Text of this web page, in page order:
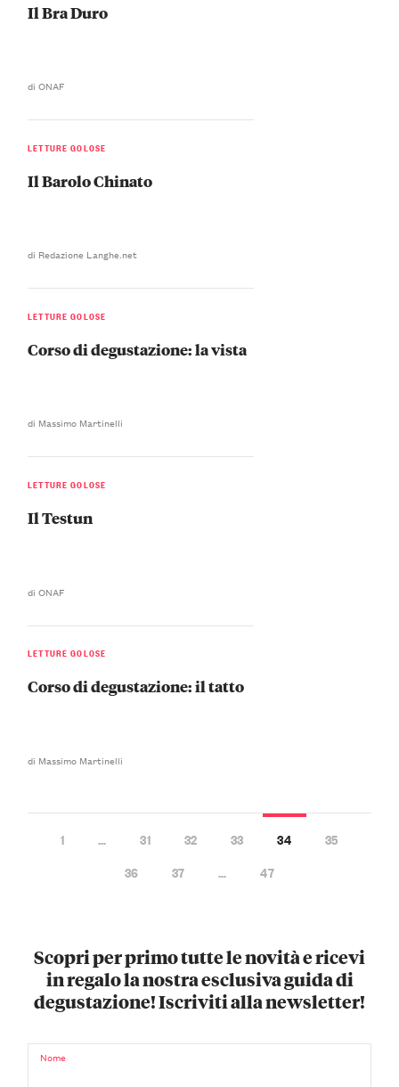
Il Bra Duro
di ONAF
LETTURE GOLOSE
Il Barolo Chinato
di Redazione Langhe.net
LETTURE GOLOSE
Corso di degustazione: la vista
di Massimo Martinelli
LETTURE GOLOSE
Il Testun
di ONAF
LETTURE GOLOSE
Corso di degustazione: il tatto
di Massimo Martinelli
1 … 31 32 33 34
35
36
37 … 47
Scopri per primo tutte le novità e ricevi
in regalo la nostra esclusiva guida di
degustazione! Iscriviti alla newsletter!
Nome